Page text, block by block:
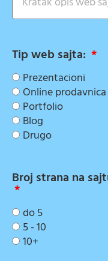
Tip web sajta:
Prezentacioni
Online prodavnica
Portfolio
Blog
Drugo
Broj strana na
do 5
5 - 10
10+